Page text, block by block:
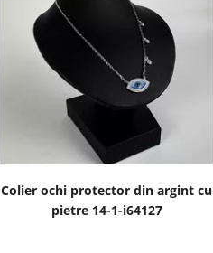
Colier ochi protector din argint cu
pietre 14-1-i64127